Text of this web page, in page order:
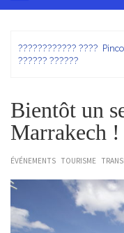
???????????? ????
?????? ??????
Bientôt un
Marrakech !
ÉVÉNEMENTS TOURISME